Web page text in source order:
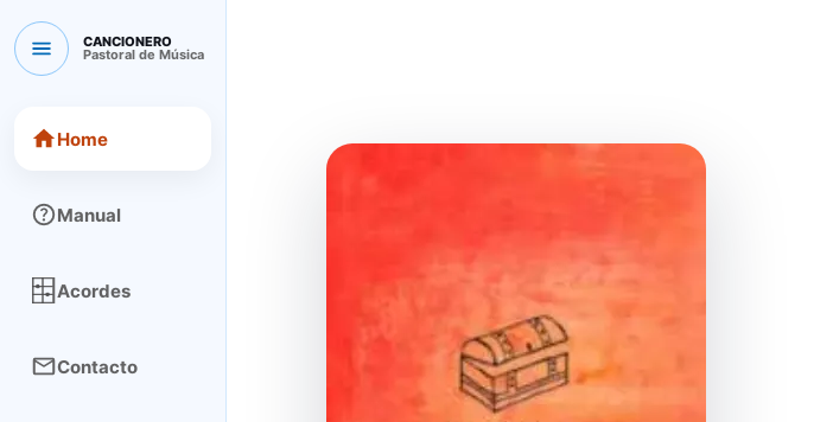
CANCIONERO
Pastoral de Música
CANCIONERO Pastoral de Música
Home
Manual
Acordes
Contacto